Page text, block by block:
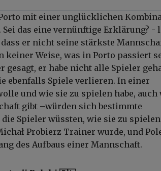
mit einer unglücklichen
das eine vernünftige Erklärung? -
dass er nicht seine stärkste
Weise, was in Porto passiert
gesagt, er habe nicht alle Spieler
ebenfalls Spiele verlieren. In einer
und wie sie zu spielen habe, auch
gibt –würden sich bestimmte
Spieler wüssten, wie sie zu spielen
Probierz Trainer wurde, und
des Aufbaus einer Mannschaft.